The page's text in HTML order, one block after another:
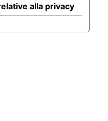
alla privacy